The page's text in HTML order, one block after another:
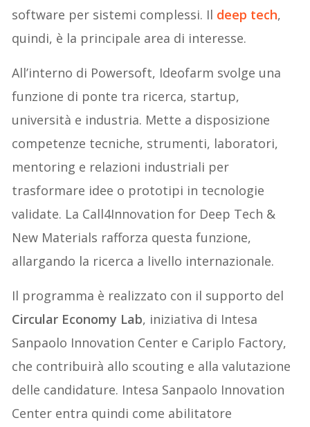
software per sistemi complessi. Il deep tech,
quindi, è la principale area di interesse.
All’interno di Powersoft, Ideofarm svolge una
funzione di ponte tra ricerca, startup,
università e industria. Mette a disposizione
competenze tecniche, strumenti, laboratori,
mentoring e relazioni industriali per
trasformare idee o prototipi in tecnologie
validate. La Call4Innovation for Deep Tech &
New Materials rafforza questa funzione,
allargando la ricerca a livello internazionale.
Il programma è realizzato con il supporto del
Circular Economy Lab, iniziativa di Intesa
Sanpaolo Innovation Center e Cariplo Factory,
che contribuirà allo scouting e alla valutazione
delle candidature. Intesa Sanpaolo Innovation
Center entra quindi come abilitatore